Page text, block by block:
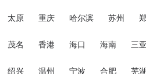
太原 重庆 哈尔滨 苏州
茂名 香港 海口 海南 三
绍兴 温州 宁波 合肥 芜